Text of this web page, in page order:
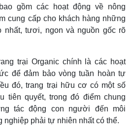
Multimedia
gồm các hoạt động về nông
cung cấp cho khách hàng những
nhất, tươi, ngon và nguồn gốc rõ
trại Organic chính là các hoạt
để đảm bảo vòng tuần hoàn tự
đó, trang trại hữu cơ có một số
tiên quyết, trong đó điểm chung
tác động con người đến môi
nghiệp phải tự nhiên nhất có thể.